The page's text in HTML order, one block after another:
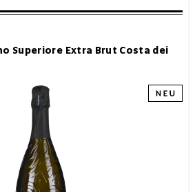
Superiore Extra Brut Costa dei